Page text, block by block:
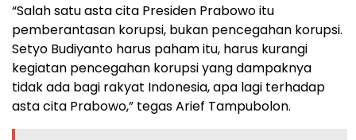
“Salah satu asta cita Presiden Prabowo itu
pemberantasan korupsi, bukan pencegahan korupsi.
Setyo Budiyanto harus paham itu, harus kurangi
kegiatan pencegahan korupsi yang dampaknya
tidak ada bagi rakyat Indonesia, apa lagi terhadap
asta cita Prabowo,” tegas Arief Tampubolon.